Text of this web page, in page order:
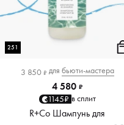
251
3 850 ₽ для бьюти-мастера
4 580 ₽
1145₽ в сплит
R+Co Шампунь для